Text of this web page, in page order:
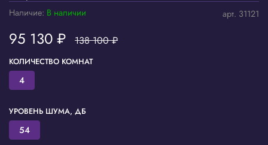
арт. 31121
Наличие: В наличии
95 130 ₽ 138 100 ₽
КОЛИЧЕСТВО КОМНАТ
4
УРОВЕНЬ ШУМА, ДБ
54